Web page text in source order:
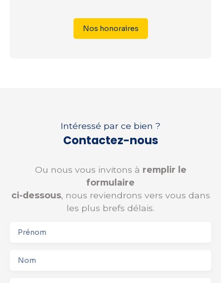
Nos honoraires
Intéressé par ce bien ?
Contactez-nous
Ou nous vous invitons à remplir le
formulaire
ci-dessous, nous reviendrons vers vous dans
les plus brefs délais.
Prénom
Nom